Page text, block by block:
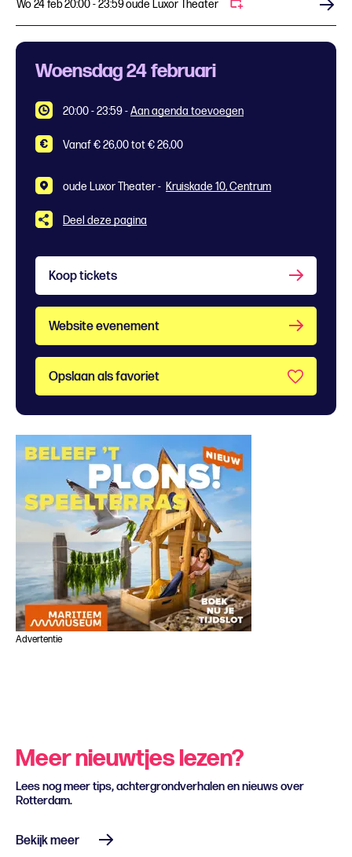
Wo 24 feb20:00 - 23:59oude Luxor Theater Koop tickets
Woensdag 24 februari
20:00 - 23:59-Aan agenda toevoegen
Vanaf € 26,00 tot € 26,00
oude Luxor Theater - Kruiskade 10, Centrum
Deel deze pagina
Koop tickets
Website evenement
Opslaan als favoriet
Advertentie
Meer nieuwtjes lezen?
Lees nog meer tips, achtergrondverhalen en nieuws over
Rotterdam.
Bekijk meer